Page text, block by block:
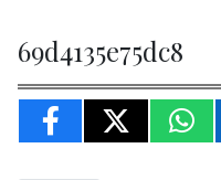
69d4135e75dc8